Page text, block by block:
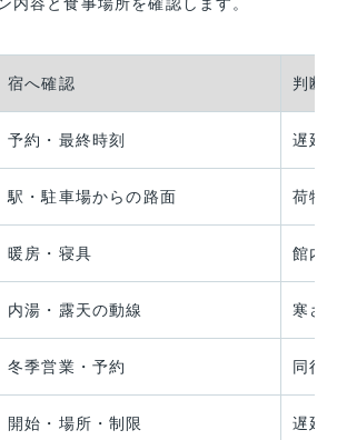
宿へ確認 判断
予約・最終時刻 遅延
駅・駐車場からの路面 荷物
暖房・寝具 館内
内湯・露天の動線 寒さ
冬季営業・予約 同行
開始・場所・制限 遅延